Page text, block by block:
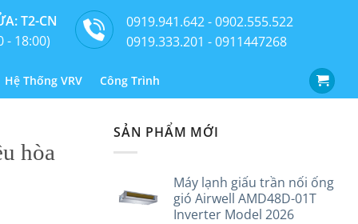
T2-CN
- 18:00)
0919.941.642 - 0902.555.522
0919.333.201 - 0911447268
Hệ Thống VRV Công Trình
hòa
SẢN PHẨM MỚI
Máy lạnh giấu trần nối ống
gió Airwell AMD48D-01T
Inverter Model 2026